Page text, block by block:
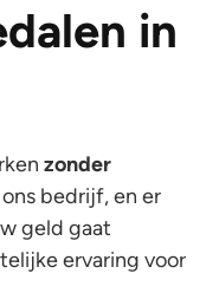
in
zonder
bedrijf, en er
geld gaat
ervaring voor